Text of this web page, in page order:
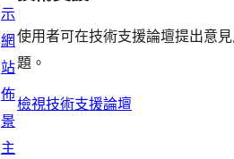
使用者可在技術支援論壇提出意
題。
檢視技術支援論壇
示
網
站
佈
景
主